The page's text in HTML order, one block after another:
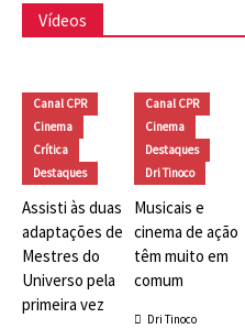
Vídeos
Canal CPR
Cinema
Crítica
Destaques
Assisti às duas
adaptações de
Mestres do
Universo pela
primeira vez
Canal CPR
Cinema
Destaques
Dri Tinoco
Musicais e
cinema de ação
têm muito em
comum
Dri Tinoco